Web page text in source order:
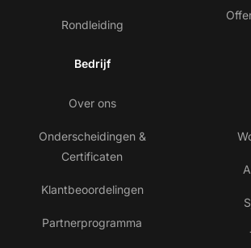
Rondleiding
Bedrijf
Over ons
Onderscheidingen &
Certificaten
Klantbeoordelingen
Partnerprogramma